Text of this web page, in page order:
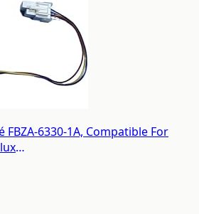
6330-1A, Compatible For